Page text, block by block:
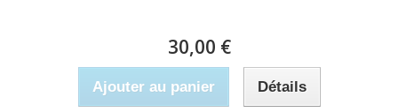
30,00 €
Ajouter au panier Détails